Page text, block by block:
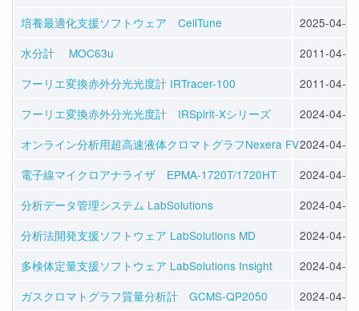
培養最適化支援ソフトウェア CellTune
2025-04-08
水分計 MOC63u
2011-04-21
フーリエ変換赤外分光光度計 IRTracer-100
2011-04-01
フーリエ変換赤外分光光度計 IRSpirit-Xシリーズ
2024-04-05
オンライン分析用超高速液体クロマトグラフNexera FV2024-04-08
電子線マイクロアナライザ EPMA-1720T/1720HT
2024-04-08
分析データ管理システム LabSolutions
2024-04-08
分析法開発支援ソフトウェア LabSolutions MD
2024-04-08
多検体定量支援ソフトウェア LabSolutions Insight
2024-04-08
ガスクロマトグラフ質量分析計 GCMS-QP2050
2024-04-08